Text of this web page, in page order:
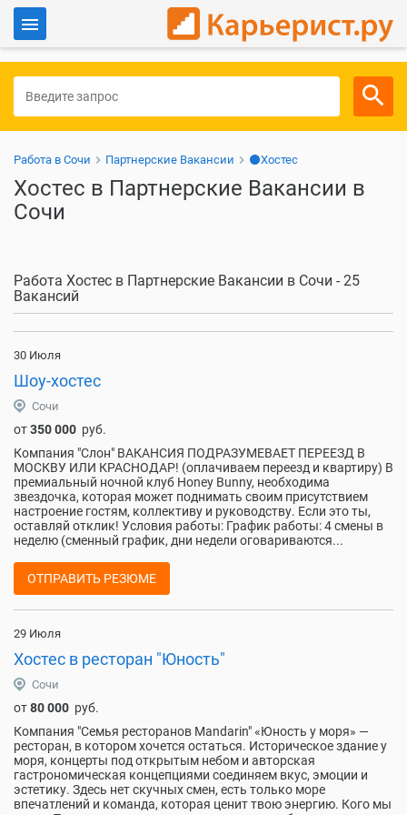
Для работодателей
Работа в Сочи Партнерские Вакансии ⚫Хостес
Хостес в Партнерские Вакансии в
Сочи
Работа Хостес в Партнерские Вакансии в Сочи - 25
Вакансий
30 Июля
Шоу-хостес
Сочи
от350 000 руб.
Компания "Слон" ВАКАНСИЯ ПОДРАЗУМЕВАЕТ ПЕРЕЕЗД В
МОСКВУ ИЛИ КРАСНОДАР! (оплачиваем переезд и квартиру) В
премиальный ночной клуб Honey Bunny, необходима
звездочка, которая может поднимать своим присутствием
настроение гостям, коллективу и руководству. Если это ты,
оставляй отклик! Условия работы: График работы: 4 смены в
неделю (сменный график, дни недели оговариваются...
ОТПРАВИТЬ РЕЗЮМЕ
29 Июля
Хостес в ресторан "Юность"
Сочи
от80 000 руб.
Компания "Семья ресторанов Mandarin" «Юность у моря» —
ресторан, в котором хочется остаться. Историческое здание у
моря, концерты под открытым небом и авторская
гастрономическая концепциями соединяем вкус, эмоции и
эстетику. Здесь нет скучных смен, есть только море
впечатлений и команда, которая ценит твою энергию. Кого мы